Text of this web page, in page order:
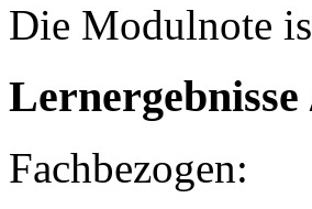
Die Modulnote
Fachbezogen: